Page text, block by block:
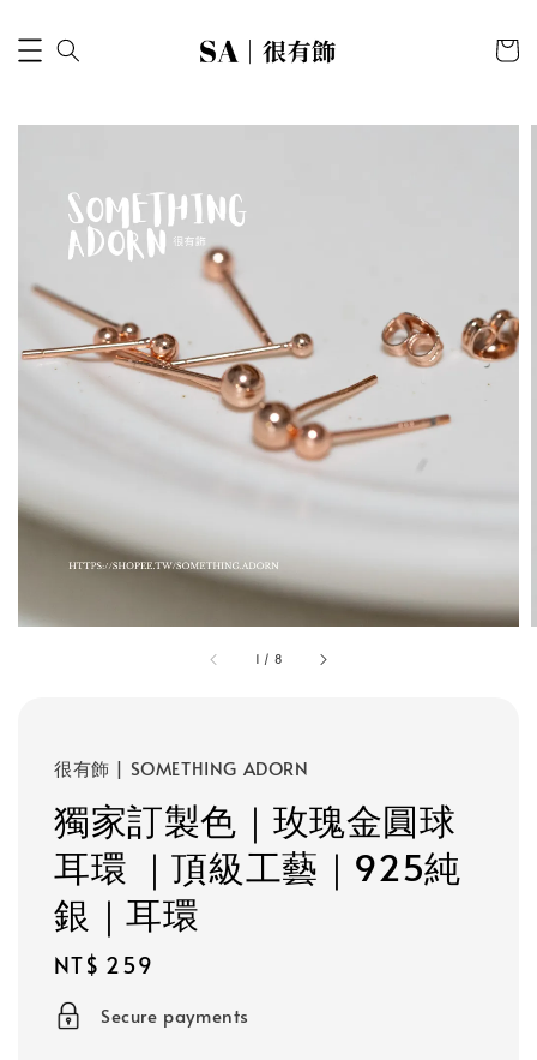
1 / 8
很有飾 | SOMETHING ADORN
獨家訂製色｜玫瑰金圓球
耳環 ｜頂級工藝｜925純
銀｜耳環
Regular
price
NT$ 259
Secure payments